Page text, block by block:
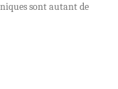
sont autant de